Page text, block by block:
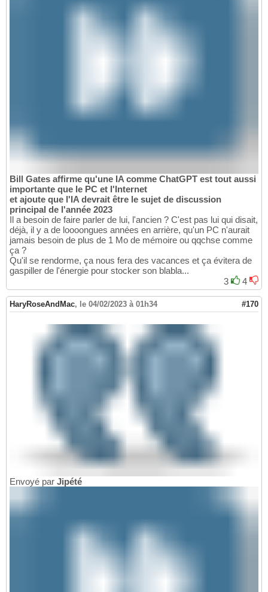
Bill Gates affirme qu'une IA comme ChatGPT est tout aussi
importante que le PC et l'Internet
et ajoute que l'IA devrait être le sujet de discussion
principal de l'année 2023
Il a besoin de faire parler de lui, l'ancien ? C'est pas lui qui disait,
déjà, il y a de loooongues années en arrière, qu'un PC n'aurait
jamais besoin de plus de 1 Mo de mémoire ou qqchse comme
ça ?
Qu'il se rendorme, ça nous fera des vacances et ça évitera de
gaspiller de l'énergie pour stocker son blabla...
3
4
HaryRoseAndMac, le 04/02/2023 à 01h34 #170
Envoyé par Jipété